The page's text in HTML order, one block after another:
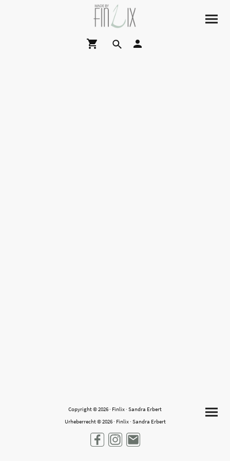
Copyright © 2026 · Finlix · Sandra Erbert
Urheberrecht © 2026 · Finlix · Sandra Erbert